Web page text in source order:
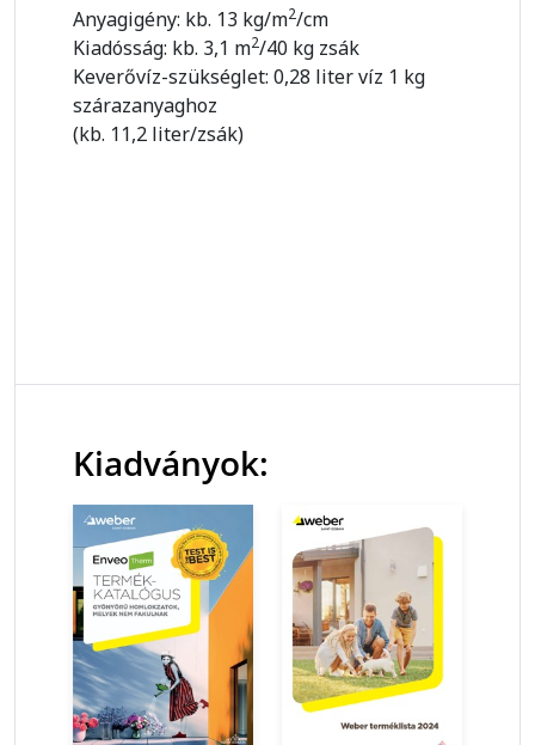
Anyagigény: kb. 13 kg/m2/cm
Kiadósság: kb. 3,1 m2/40 kg zsák
Keverővíz-szükséglet: 0,28 liter víz 1 kg
szárazanyaghoz
(kb. 11,2 liter/zsák)
Kiadványok: